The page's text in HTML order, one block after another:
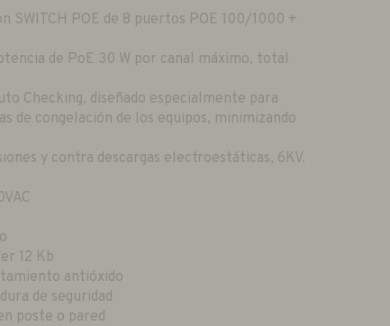
SWITCH POE de 8 puertos POE 100/1000 +
de PoE 30 W por canal máximo, total
Checking, diseñado especialmente para
de congelación de los equipos, minimizando
y contra descargas electroestáticas, 6KV.
12 Kb
antióxido
de seguridad
poste o pared